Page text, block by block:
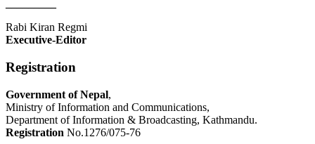
Rabi Kiran Regmi
Executive-Editor
Registration
Government of Nepal,
Ministry of Information and Communications,
Department of Information & Broadcasting, Kathmandu.
Registration No.1276/075-76